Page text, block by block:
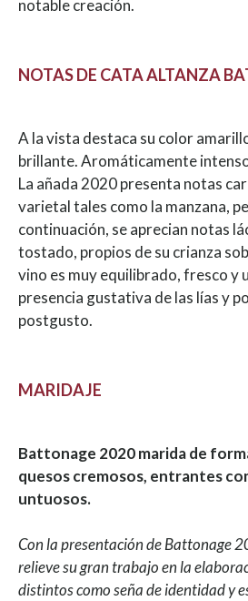
notable creación.
NOTAS DE CATA ALTANZA
A la vista destaca su color
brillante. Aromáticamente
La añada 2020 presenta notas
varietal tales como la manzana,
continuación, se aprecian notas
tostado, propios de su crianza
vino es muy equilibrado, fresco y
presencia gustativa de las lías y
postgusto.
MARIDAJE
Battonage 2020 marida de
quesos cremosos, entrantes
untuosos.
Con la presentación de Battonage
relieve su gran trabajo en la
distintos como seña de identidad y